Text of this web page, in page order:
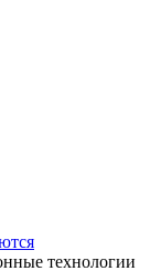
технологии